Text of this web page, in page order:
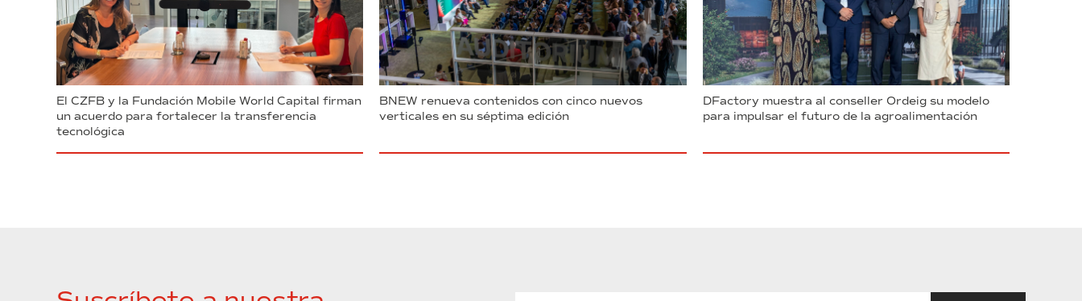
El CZFB y la Fundación Mobile World Capital firman
un acuerdo para fortalecer la transferencia
tecnológica
BNEW renueva contenidos con cinco nuevos
verticales en su séptima edición
DFactory muestra al conseller Ordeig su modelo
para impulsar el futuro de la agroalimentación